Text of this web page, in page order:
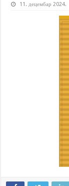
11. децембар 2024.